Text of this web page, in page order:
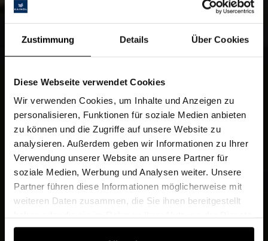
Zustimmung Details Über Cookies
Diese Webseite verwendet Cookies
Wir verwenden Cookies, um Inhalte und Anzeigen zu
personalisieren, Funktionen für soziale Medien anbieten
zu können und die Zugriffe auf unsere Website zu
analysieren. Außerdem geben wir Informationen zu Ihrer
Verwendung unserer Website an unsere Partner für
soziale Medien, Werbung und Analysen weiter. Unsere
Partner führen diese Informationen möglicherweise mit
weiteren Daten zusammen, die Sie ihnen bereitgestellt
gesammelt haben.